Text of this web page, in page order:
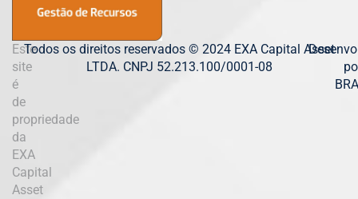
Este
site
é
de
propriedade
da
EXA
Capital
Asset
Todos os direitos reservados © 2024 EXA Capital Asset
LTDA. CNPJ 52.213.100/0001-08